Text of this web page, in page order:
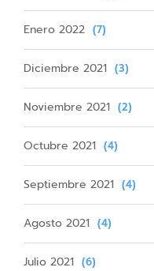
Enero 2022 (7)
Diciembre 2021 (3)
Noviembre 2021 (2)
Octubre 2021 (4)
Septiembre 2021 (4)
Agosto 2021 (4)
Julio 2021 (6)